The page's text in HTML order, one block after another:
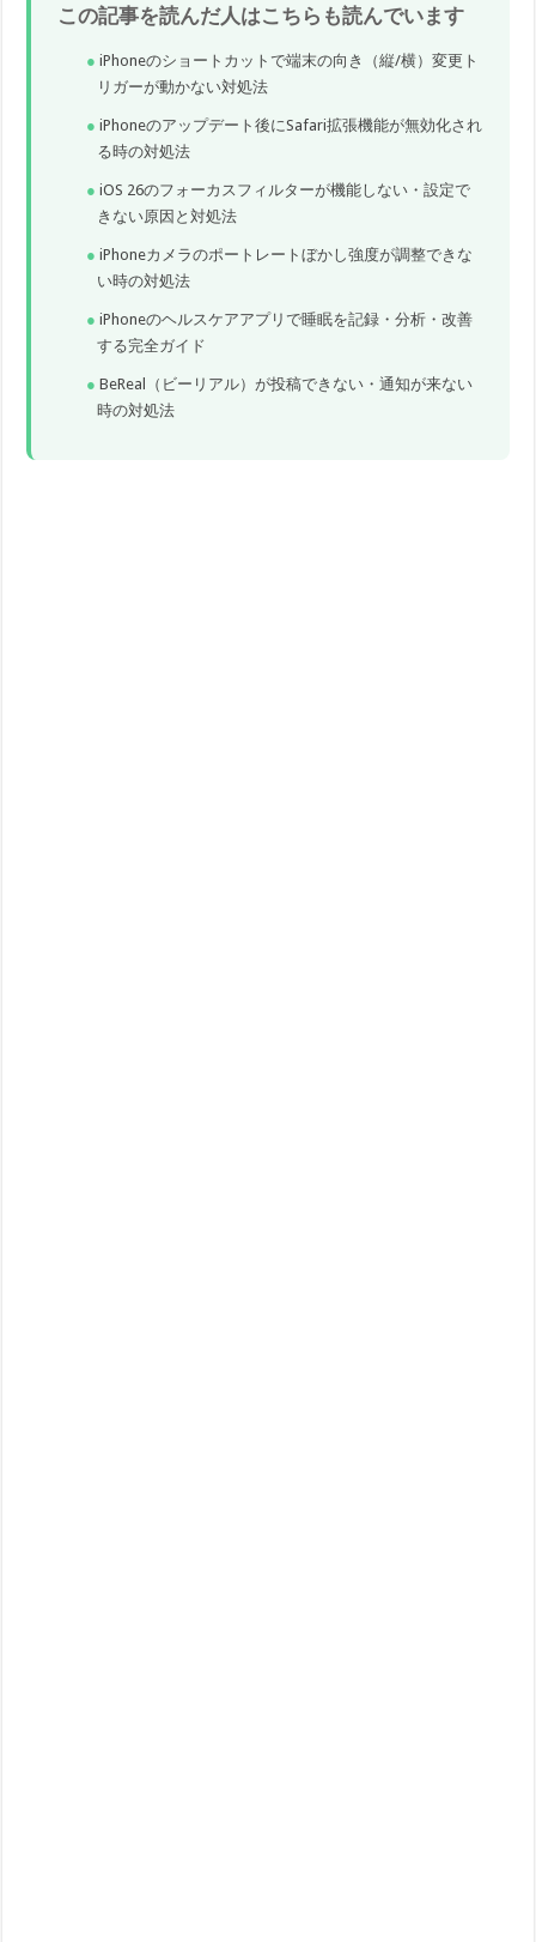
この記事を読んだ人はこちらも読んでいます
iPhoneのショートカットで端末の向き（縦/横）変更ト
リガーが動かない対処法
iPhoneのアップデート後にSafari拡張機能が無効化され
る時の対処法
iOS 26のフォーカスフィルターが機能しない・設定で
きない原因と対処法
iPhoneカメラのポートレートぼかし強度が調整できな
い時の対処法
iPhoneのヘルスケアアプリで睡眠を記録・分析・改善
する完全ガイド
BeReal（ビーリアル）が投稿できない・通知が来ない
時の対処法